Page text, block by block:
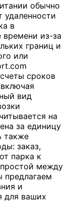
обычно
удаленности
в
из-за
границ и
или
сроков
вид
на
за единицу
также
заказ,
парка к
простой между
предлагаем
и
для ваших